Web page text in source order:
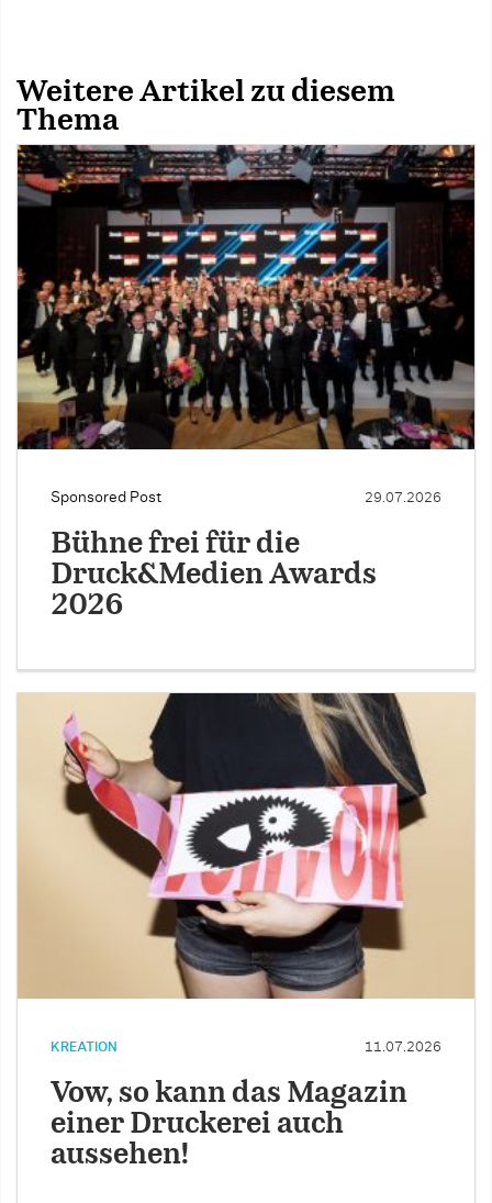
Weitere Artikel zu diesem
Thema
Sponsored Post 29.07.2026
Bühne frei für die
Druck&Medien Awards
2026
KREATION 11.07.2026
Vow, so kann das Magazin
einer Druckerei auch
aussehen!